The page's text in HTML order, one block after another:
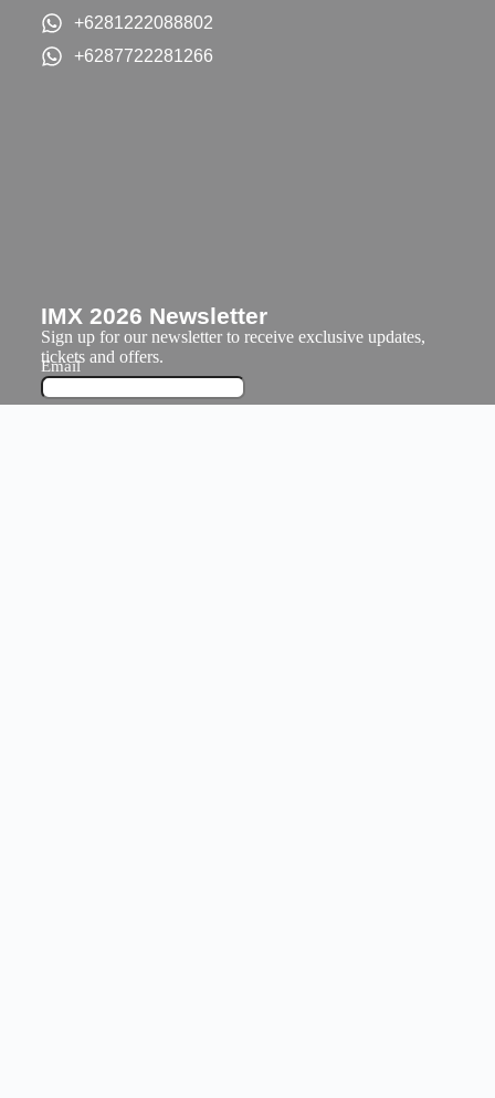
+6281222088802
+6287722281266
IMX 2026 Newsletter
Sign up for our newsletter to receive exclusive updates,
tickets and offers.
Email